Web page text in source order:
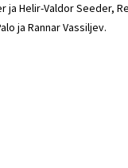
Helir-Valdor Seeder,
ja Rannar Vassiljev.